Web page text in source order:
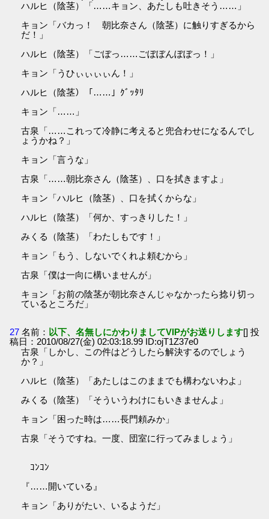
ハルヒ（陰茎）「……キョン、あたしも吐きそう……」
キョン「バカっ！ 朝比奈さん（陰茎）に触りすぎるから
だ！」
ハルヒ（陰茎）「ごぼっ……ごぼぼんぼぼっ！」
キョン「うひぃぃぃぃん！」
ハルヒ（陰茎）「……」ｸﾞｯﾀﾘ
キョン「……」
古泉「……これって冷静に考えると兜合わせになるんでし
ょうかね？」
キョン「言うな」
古泉「……朝比奈さん（陰茎）、口を拭きますよ」
キョン「ハルヒ（陰茎）、口を拭くからな」
ハルヒ（陰茎）「何か、すっきりした！」
みくる（陰茎）「わたしもです！」
キョン「もう、しないでくれよ頼むから」
古泉「僕は一向に構いませんが」
キョン「お前の陰茎が朝比奈さんじゃなかったら捻り切っ
ているところだ」
27 名前： 以下、名無しにかわりましてVIPがお送りします[] 投
稿日：2010/08/27(金) 02:03:18.99 ID:ojT1Z37e0
古泉「しかし、この件はどうしたら解決するのでしょう
か？」
ハルヒ（陰茎）「あたしはこのままでも構わないわよ」
みくる（陰茎）「そういうわけにもいきませんよ」
キョン「困った時は……長門頼みか」
古泉「そうですね。一度、団室に行ってみましょう」
ｺﾝｺﾝ
『……開いている』
キョン「ありがたい、いるようだ」